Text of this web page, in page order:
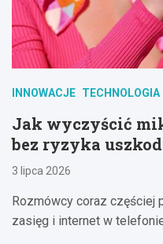
INNOWACJE
Jak wyczyścić
bez ryzyka
3 lipca 2026
Rozmówcy coraz częściej
zasięg i internet w